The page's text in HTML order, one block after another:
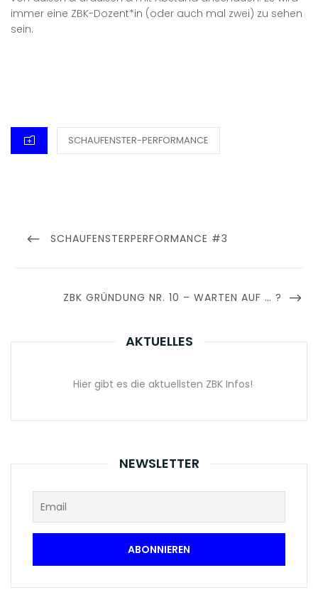
immer eine ZBK-Dozent*in (oder auch mal zwei) zu sehen
sein.
CATEGORIES
SCHAUFENSTER-PERFORMANCE
PREVIOUS
SCHAUFENSTERPERFORMANCE #3
NEXT
ZBK GRÜNDUNG NR. 10 – WARTEN AUF … ?
AKTUELLES
Hier gibt es die aktuellsten ZBK Infos!
NEWSLETTER